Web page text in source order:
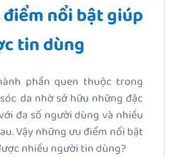
nổi bật giúp
tin dùng
phần quen thuộc trong
da nhờ sở hữu những đặc
đa số người dùng và nhiều
Vậy những ưu điểm nổi bật
nhiều người tin dùng?